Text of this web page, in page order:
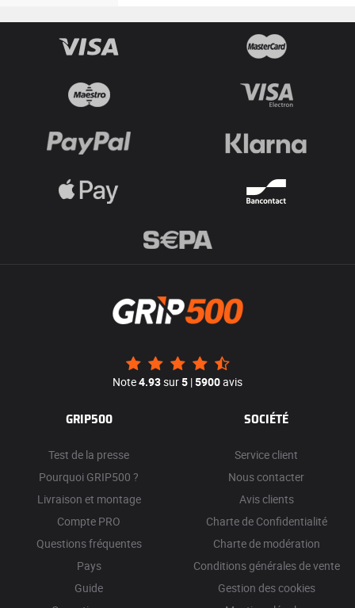
Note4.93sur5 |5900avis
GRIP500
Test de la presse
Pourquoi GRIP500 ?
Livraison et montage
Compte PRO
Questions fréquentes
Pays
Guide
SOCIÉTÉ
Service client
Nous contacter
Avis clients
Charte de Confidentialité
Charte de modération
Conditions générales de vente
Gestion des cookies